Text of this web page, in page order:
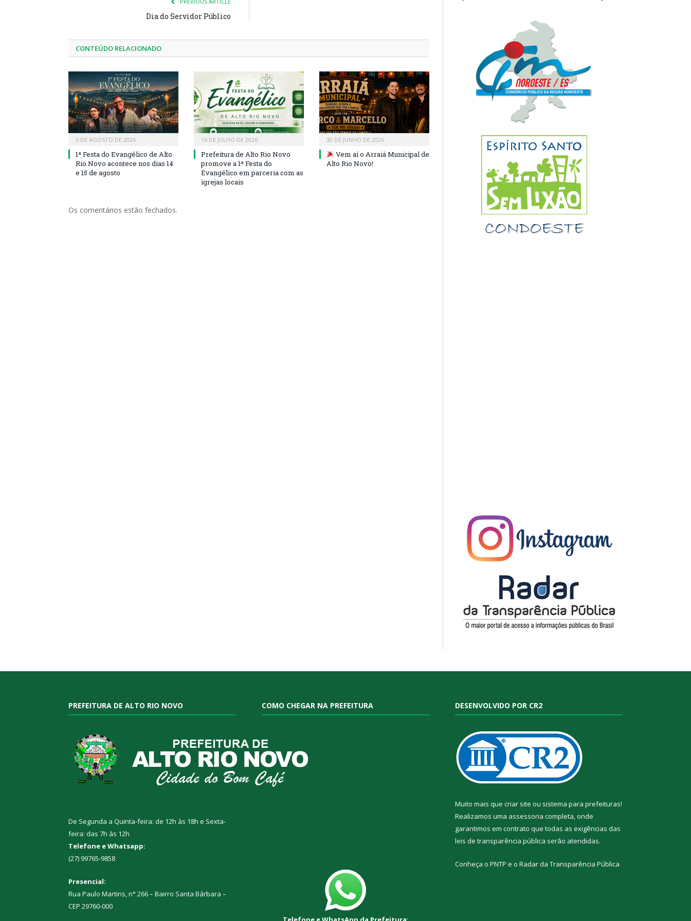
Dia do Servidor Público
CONTEÚDO RELACIONADO
5 DE AGOSTO DE 2026
1ª Festa do Evangélico de Alto
Rio Novo acontece nos dias 14
e 15 de agosto
16 DE JULHO DE 2026
Prefeitura de Alto Rio Novo
promove a 1ª Festa do
Evangélico em parceria com as
igrejas locais
30 DE JUNHO DE 2026
Vem aí o Arraiá Municipal de
Alto Rio Novo!
Os comentários estão fechados.
PREFEITURA DE ALTO RIO NOVO
De Segunda a Quinta-feira: de 12h às 18h e Sexta-
feira: das 7h às 12h
Telefone e Whatsapp:
(27) 99765-9858
Presencial:
Rua Paulo Martins, n° 266 – Bairro Santa Bárbara –
CEP 29760-000
COMO CHEGAR NA PREFEITURA DESENVOLVIDO POR CR2
Muito mais que criar site ou sistema para prefeituras!
Realizamos uma assessoria completa, onde
garantimos em contrato que todas as exigências das
leis de transparência pública serão atendidas.
Conheça o PNTP e o Radar da Transparência Pública